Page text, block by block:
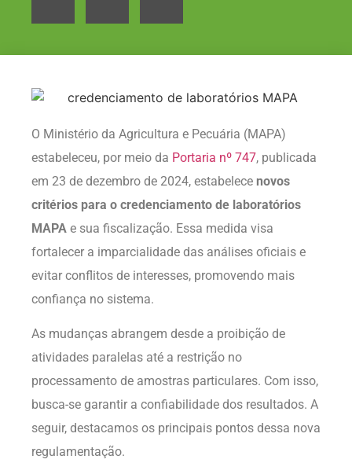
O Ministério da Agricultura e Pecuária (MAPA)
estabeleceu, por meio da Portaria nº 747, publicada
em 23 de dezembro de 2024, estabelece novos
critérios para o credenciamento de laboratórios
MAPA e sua fiscalização. Essa medida visa
fortalecer a imparcialidade das análises oficiais e
evitar conflitos de interesses, promovendo mais
confiança no sistema.
As mudanças abrangem desde a proibição de
atividades paralelas até a restrição no
processamento de amostras particulares. Com isso,
busca-se garantir a confiabilidade dos resultados. A
seguir, destacamos os principais pontos dessa nova
regulamentação.